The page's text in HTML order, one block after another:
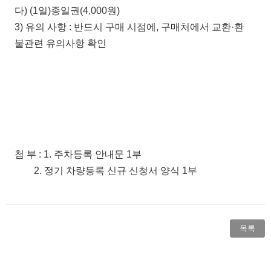
다) (1일)종일권 (4,000원)
3) 유의 사항 : 반드시 구매 시점에 , 구매처에서 교환·환
불관련 유의사항 확인
첨 부 : 1. 주차등록 안내문 1부
2. 정기 차량등록 신규 신청서 양식 1부
목록